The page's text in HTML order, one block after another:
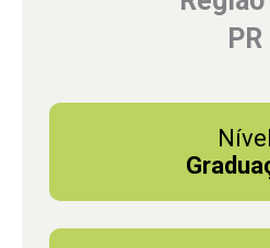
PR
Nível